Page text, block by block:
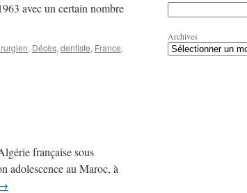
avec un certain nombre
, Décès, dentiste, France,
française sous
adolescence au Maroc, à
Archives